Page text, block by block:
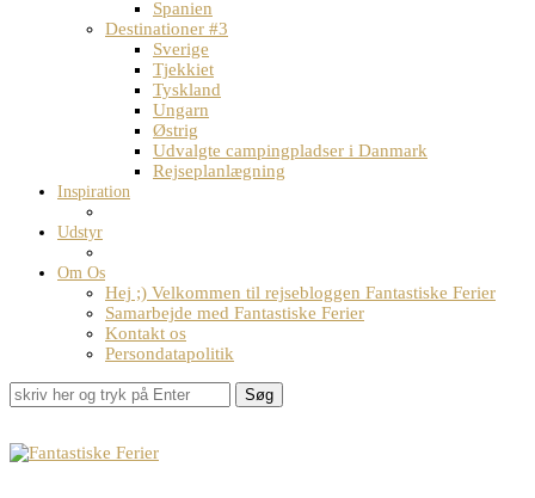
Spanien
Destinationer #3
Sverige
Tjekkiet
Tyskland
Ungarn
Østrig
Udvalgte campingpladser i Danmark
Rejseplanlægning
Inspiration
Udstyr
Om Os
Hej ;) Velkommen til rejsebloggen Fantastiske Ferier
Samarbejde med Fantastiske Ferier
Kontakt os
Persondatapolitik
Søg